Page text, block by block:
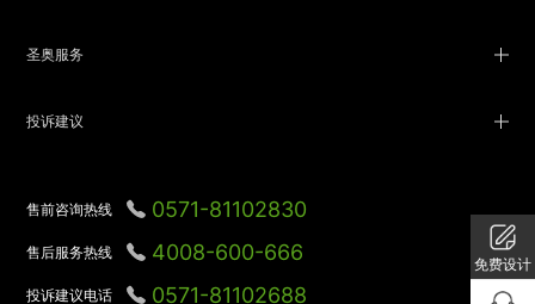
免费设计
圣奥服务
投诉建议
售前咨询热线 0571-81102830
售后服务热线 4008-600-666
投诉建议电话 0571-81102688